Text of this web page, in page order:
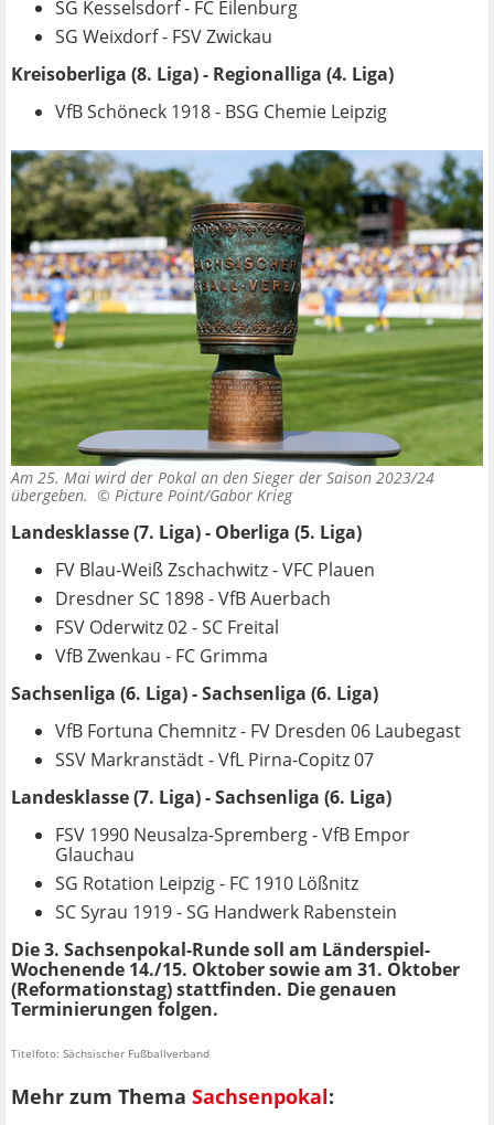
SG Kesselsdorf - FC Eilenburg
SG Weixdorf - FSV Zwickau
Kreisoberliga (8. Liga) - Regionalliga (4. Liga)
VfB Schöneck 1918 - BSG Chemie Leipzig
Am 25. Mai wird der Pokal an den Sieger der Saison 2023/24
übergeben. © Picture Point/Gabor Krieg
Landesklasse (7. Liga) - Oberliga (5. Liga)
FV Blau-Weiß Zschachwitz - VFC Plauen
Dresdner SC 1898 - VfB Auerbach
FSV Oderwitz 02 - SC Freital
VfB Zwenkau - FC Grimma
Sachsenliga (6. Liga) -Sachsenliga (6. Liga)
VfB Fortuna Chemnitz - FV Dresden 06 Laubegast
SSV Markranstädt - VfL Pirna-Copitz 07
Landesklasse (7. Liga) - Sachsenliga (6. Liga)
FSV 1990 Neusalza-Spremberg - VfB Empor
Glauchau
SG Rotation Leipzig - FC 1910 Lößnitz
SC Syrau 1919 - SG Handwerk Rabenstein
Die 3. Sachsenpokal-Runde soll am Länderspiel-
Wochenende 14./15. Oktober sowie am 31. Oktober
(Reformationstag) stattfinden. Die genauen
Terminierungen folgen.
Titelfoto: Sächsischer Fußballverband
Mehr zum Thema Sachsenpokal: